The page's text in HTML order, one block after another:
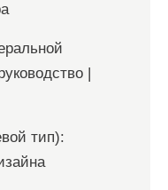
|
тип):